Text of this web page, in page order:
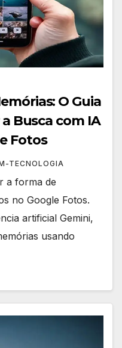
O Guia
Busca com IA
Fotos
TECNOLOGIA
a forma de
no Google Fotos.
artificial Gemini,
usando